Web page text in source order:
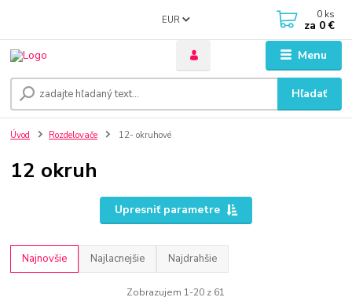
Menu
EUR
Hľadať
0 ks
za 0 €
Úvod Rozdelovače 12- okruhové
12 okruh
Upresniť parametre
Najnovšie Najlacnejšie Najdrahšie
Zobrazujem 1-20 z 61